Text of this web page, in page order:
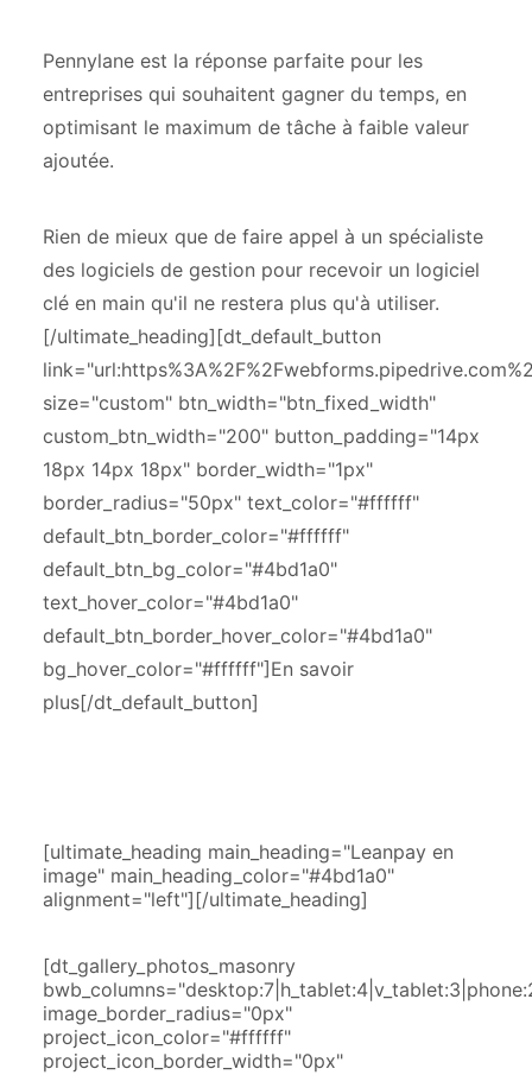
Pennylane est la réponse parfaite pour les
entreprises qui souhaitent gagner du temps, en
optimisant le maximum de tâche à faible valeur
ajoutée.
Rien de mieux que de faire appel à un spécialiste
des logiciels de gestion pour recevoir un logiciel
clé en main qu'il ne restera plus qu'à utiliser.
[/ultimate_heading][dt_default_button
size="custom" btn_width="btn_fixed_width"
custom_btn_width="200" button_padding="14px
18px 14px 18px" border_width="1px"
border_radius="50px" text_color="#ffffff"
default_btn_border_color="#ffffff"
default_btn_bg_color="#4bd1a0"
text_hover_color="#4bd1a0"
default_btn_border_hover_color="#4bd1a0"
bg_hover_color="#ffffff"]En savoir
plus[/dt_default_button]
[ultimate_heading main_heading="Leanpay en
image" main_heading_color="#4bd1a0"
alignment="left"][/ultimate_heading]
[dt_gallery_photos_masonry
image_border_radius="0px"
project_icon_color="#ffffff"
project_icon_border_width="0px"